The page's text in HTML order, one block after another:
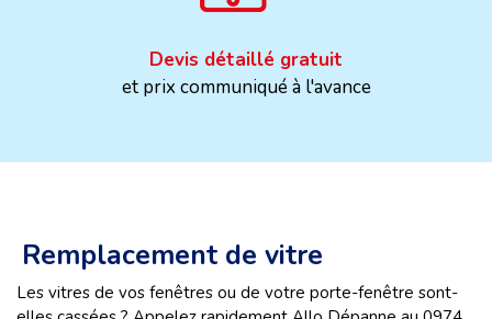
Devis détaillé gratuit
et prix communiqué à l'avance
Remplacement de vitre
Les vitres de vos fenêtres ou de votre porte-fenêtre sont-